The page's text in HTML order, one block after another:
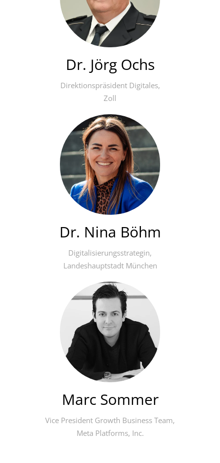
Dr. Jörg Ochs
Direktionspräsident Digitales,
Zoll
Dr. Nina Böhm
Digitalisierungsstrategin,
Landeshauptstadt München
Marc Sommer
Vice President Growth Business Team,
Meta Platforms, Inc.